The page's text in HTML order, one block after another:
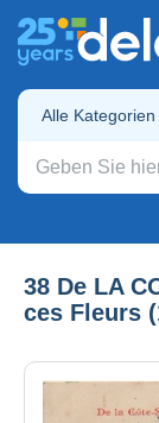
Alle Kategorien
38 De LA
ces Fleurs